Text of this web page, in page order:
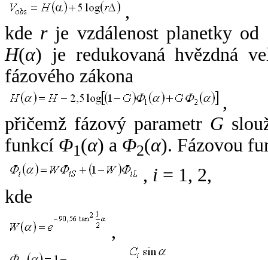
,
kde rje vzdálenost planetky od
H(α) je redukovaná hvězdná
fázového zákona
,
přičemž fázový parametr G
funkcí Φ1(α) a Φ2(α). Fázovou
, i = 1, 2,
kde
,